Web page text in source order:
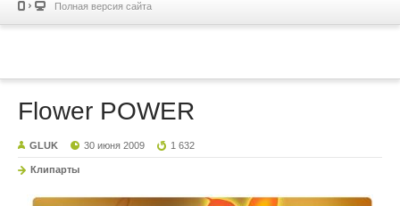
Полная версия сайта
Flower POWER
GLUK 30 июня 2009 1 632
Клипарты